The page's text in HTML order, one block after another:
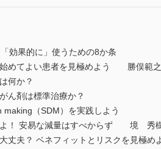
効果的に」使うための8か条
めてよい患者を見極めよう 勝俣範之
何か？
ん剤は標準治療か？
（SDM）を実践しよう
！ 安易な減量はすべからず 境 秀
丈夫？ ベネフィットとリスクを見極め